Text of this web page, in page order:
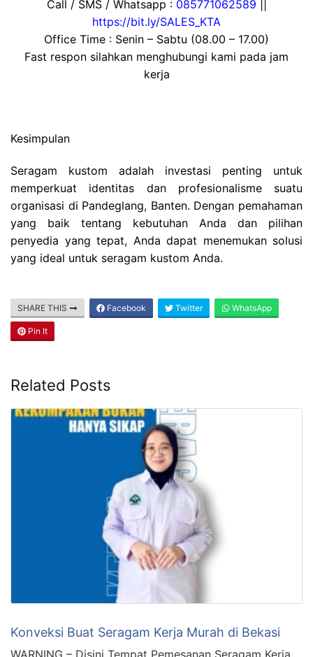
Call / SMS / Whatsapp : 085771062589
https://bit.ly/SALES_KTA
Office Time : Senin – Sabtu (08.00 – 17.00)
Fast respon silahkan menghubungi kami pada jam
kerja
Kesimpulan
Seragam kustom adalah investasi penting untuk
memperkuat identitas dan profesionalisme suatu
organisasi di Pandeglang, Banten. Dengan pemahaman
yang baik tentang kebutuhan Anda dan pilihan
penyedia yang tepat, Anda dapat menemukan solusi
yang ideal untuk seragam kustom Anda.
SHARE THIS Facebook Twitter WhatsApp
Pin It
Related Posts
Konveksi Buat Seragam Kerja Murah di Bekasi
WARNING – Disini Tempat Pemesanan Seragam Kerja